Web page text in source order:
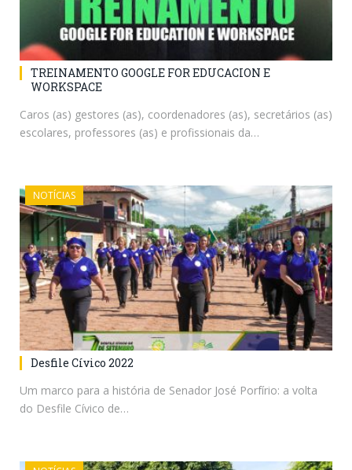
TREINAMENTO GOOGLE FOR EDUCACION E
WORKSPACE
Caros (as) gestores (as), coordenadores (as), secretários (as)
escolares, professores (as) e profissionais da…
NOTÍCIAS
Desfile Cívico 2022
Um marco para a história de Senador José Porfírio: a volta
do Desfile Cívico de…